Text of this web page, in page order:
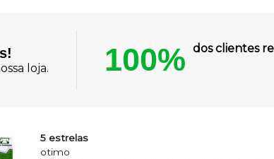
loja. 100% dos clientes
5 estrelas
otimo